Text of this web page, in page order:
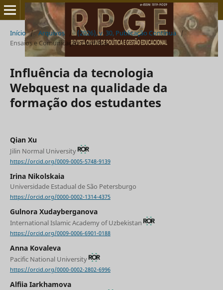
Início / Arquivos / (2026), v. 30, Publicação Contínua /
Ensaios e Comunicação Cien´tifica
Influência da tecnologia
Webquest na qualidade da
formação dos estudantes
Qian Xu
Jilin Normal University
https://orcid.org/0009-0005-5748-9139
Irina Nikolskaia
Universidade Estadual de São Petersburgo
https://orcid.org/0000-0002-1314-4375
Gulnora Xudayberganova
International Islamic Academy of Uzbekistan
https://orcid.org/0009-0006-6901-0188
Anna Kovaleva
Pacific National University
https://orcid.org/0000-0002-2802-6996
Alfiia Iarkhamova